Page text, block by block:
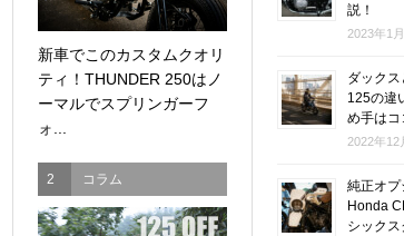
説！
2023年1
ダック
125の違
め手はコ
2022年12
純正オプ
Honda
シックス
新車でこのカスタムクオリ
ティ！THUNDER 250はノ
ーマルでスプリンガーフ
ォ...
2 コラム